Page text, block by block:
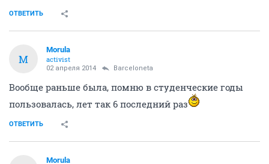
ОТВЕТИТЬ
M
Morula
activist
02 апреля 2014 Barceloneta
Вообще раньше была, помню в студенческие годы
пользовалась, лет так 6 последний раз
ОТВЕТИТЬ
Morula